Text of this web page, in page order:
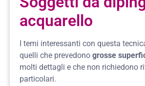
acquarello
I temi interessanti con questa
quelli che prevedono grosse
molti dettagli e che non richiedono
particolari.